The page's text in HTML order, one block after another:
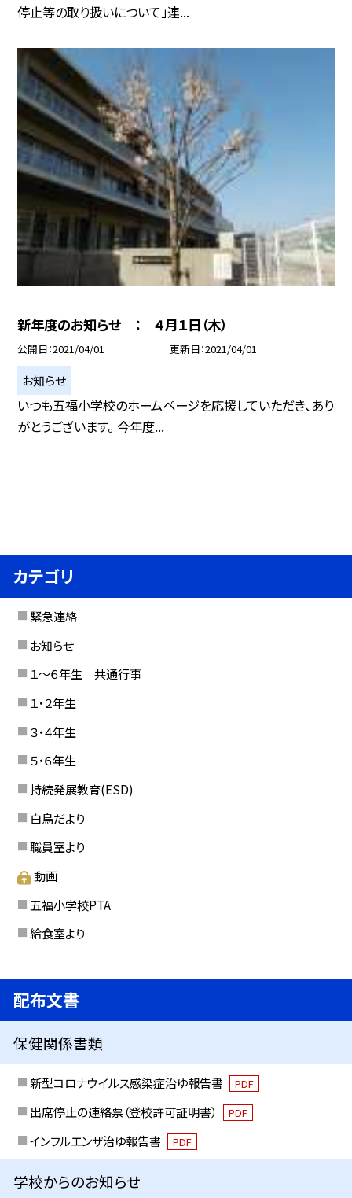
停止等の取り扱いについて」連...
新年度のお知らせ ： ４月１日（木）
公開日 2021/04/01 更新日 2021/04/01
お知らせ
いつも五福小学校のホームページを応援していただき、あり
がとうございます。 今年度...
カテゴリ
緊急連絡
お知らせ
１〜６年生 共通行事
１・２年生
３・４年生
５・６年生
持続発展教育(ESD)
白鳥だより
職員室より
動画
五福小学校PTA
給食室より
配布文書
保健関係書類
新型コロナウイルス感染症治ゆ報告書 PDF
出席停止の連絡票（登校許可証明書） PDF
インフルエンザ治ゆ報告書 PDF
学校からのお知らせ